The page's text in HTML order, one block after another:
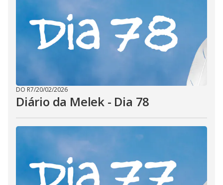
DO R7/20/02/2026
Diário da Melek - Dia 78